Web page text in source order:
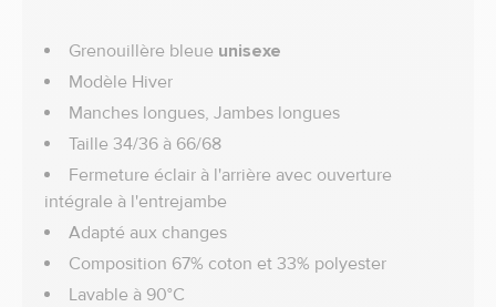
Grenouillère bleue unisexe
Modèle Hiver
Manches longues, Jambes longues
Taille 34/36 à 66/68
Fermeture éclair à l'arrière avec ouverture
intégrale à l'entrejambe
Adapté aux changes
Composition 67% coton et 33% polyester
Lavable à 90°C